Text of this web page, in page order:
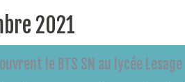
2021
le BTS SN au lycée Lesage